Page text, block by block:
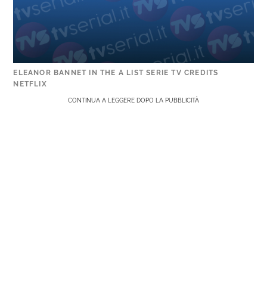
ELEANOR BANNET IN THE A LIST SERIE TV CREDITS
NETFLIX
CONTINUA A LEGGERE DOPO LA PUBBLICITÀ